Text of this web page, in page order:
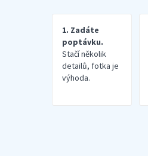
1. Zadáte
poptávku.
Stačí několik
detailů, fotka je
výhoda.